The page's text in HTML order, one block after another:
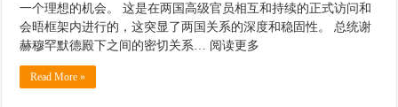
系| 政府 – 海湾新闻
21 5 月, 2023 马来西亚新闻 0
吉隆坡的双子塔点亮阿联酋国旗，以纪念哈立德·本·穆罕默德·本·